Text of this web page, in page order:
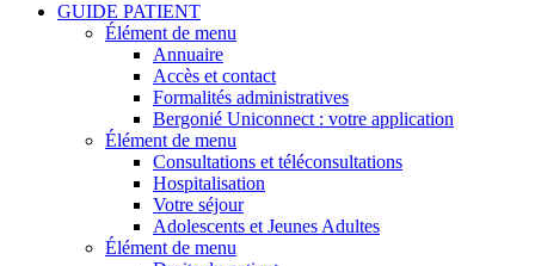
GUIDE PATIENT
Élément de menu
Annuaire
Accès et contact
Formalités administratives
Bergonié Uniconnect : votre application
Élément de menu
Consultations et téléconsultations
Hospitalisation
Votre séjour
Adolescents et Jeunes Adultes
Élément de menu